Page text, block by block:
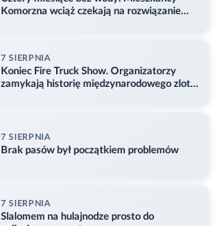
Komorzna wciąż czekają na rozwiązanie
7 SIERPNIA
Koniec Fire Truck Show. Organizatorzy
zamykają historię międzynarodowego zlotu
7 SIERPNIA
Brak pasów był początkiem problemów
7 SIERPNIA
Slalomem na hulajnodze prosto do